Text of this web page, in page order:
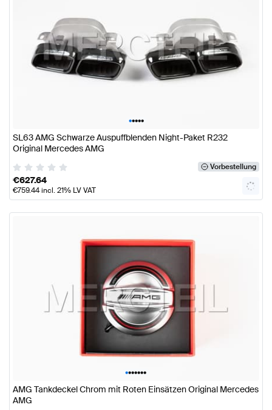
•••••
SL63 AMG Schwarze Auspuffblenden Night-Paket R232
Original Mercedes AMG
Vorbestellung
€627.64
€759.44incl. 21% LV VAT
•••••••
AMG Tankdeckel Chrom mit Roten Einsätzen Original Mercedes
AMG